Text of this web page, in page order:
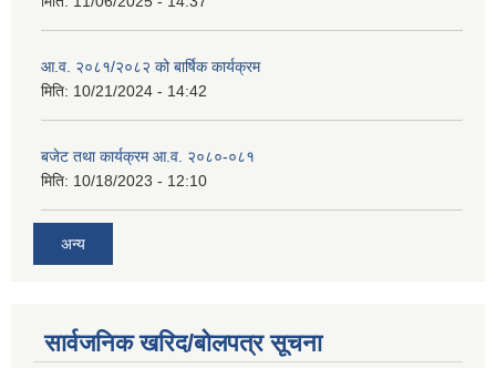
आ.व. २०८१/२०८२ को बार्षिक कार्यक्रम
मिति: 10/21/2024 - 14:42
बजेट तथा कार्यक्रम आ.व. २०८०-०८१
मिति: 10/18/2023 - 12:10
अन्य
सार्वजनिक खरिद/बोलपत्र सूचना